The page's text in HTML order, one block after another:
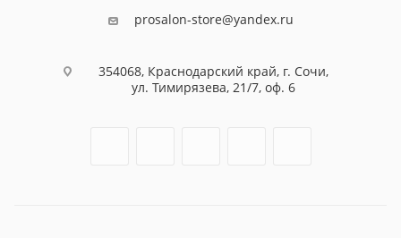
prosalon-store@yandex.ru
354068, Краснодарский край, г. Сочи,
ул. Тимирязева, 21/7, оф. 6